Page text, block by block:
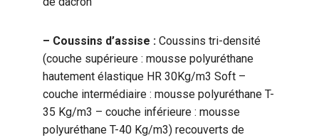
– Coussins d’assise : Coussins tri-densité
(couche supérieure : mousse polyuréthane
hautement élastique HR 30Kg/m3 Soft –
couche intermédiaire : mousse polyuréthane T-
35 Kg/m3 – couche inférieure : mousse
polyuréthane T-40 Kg/m3) recouverts de